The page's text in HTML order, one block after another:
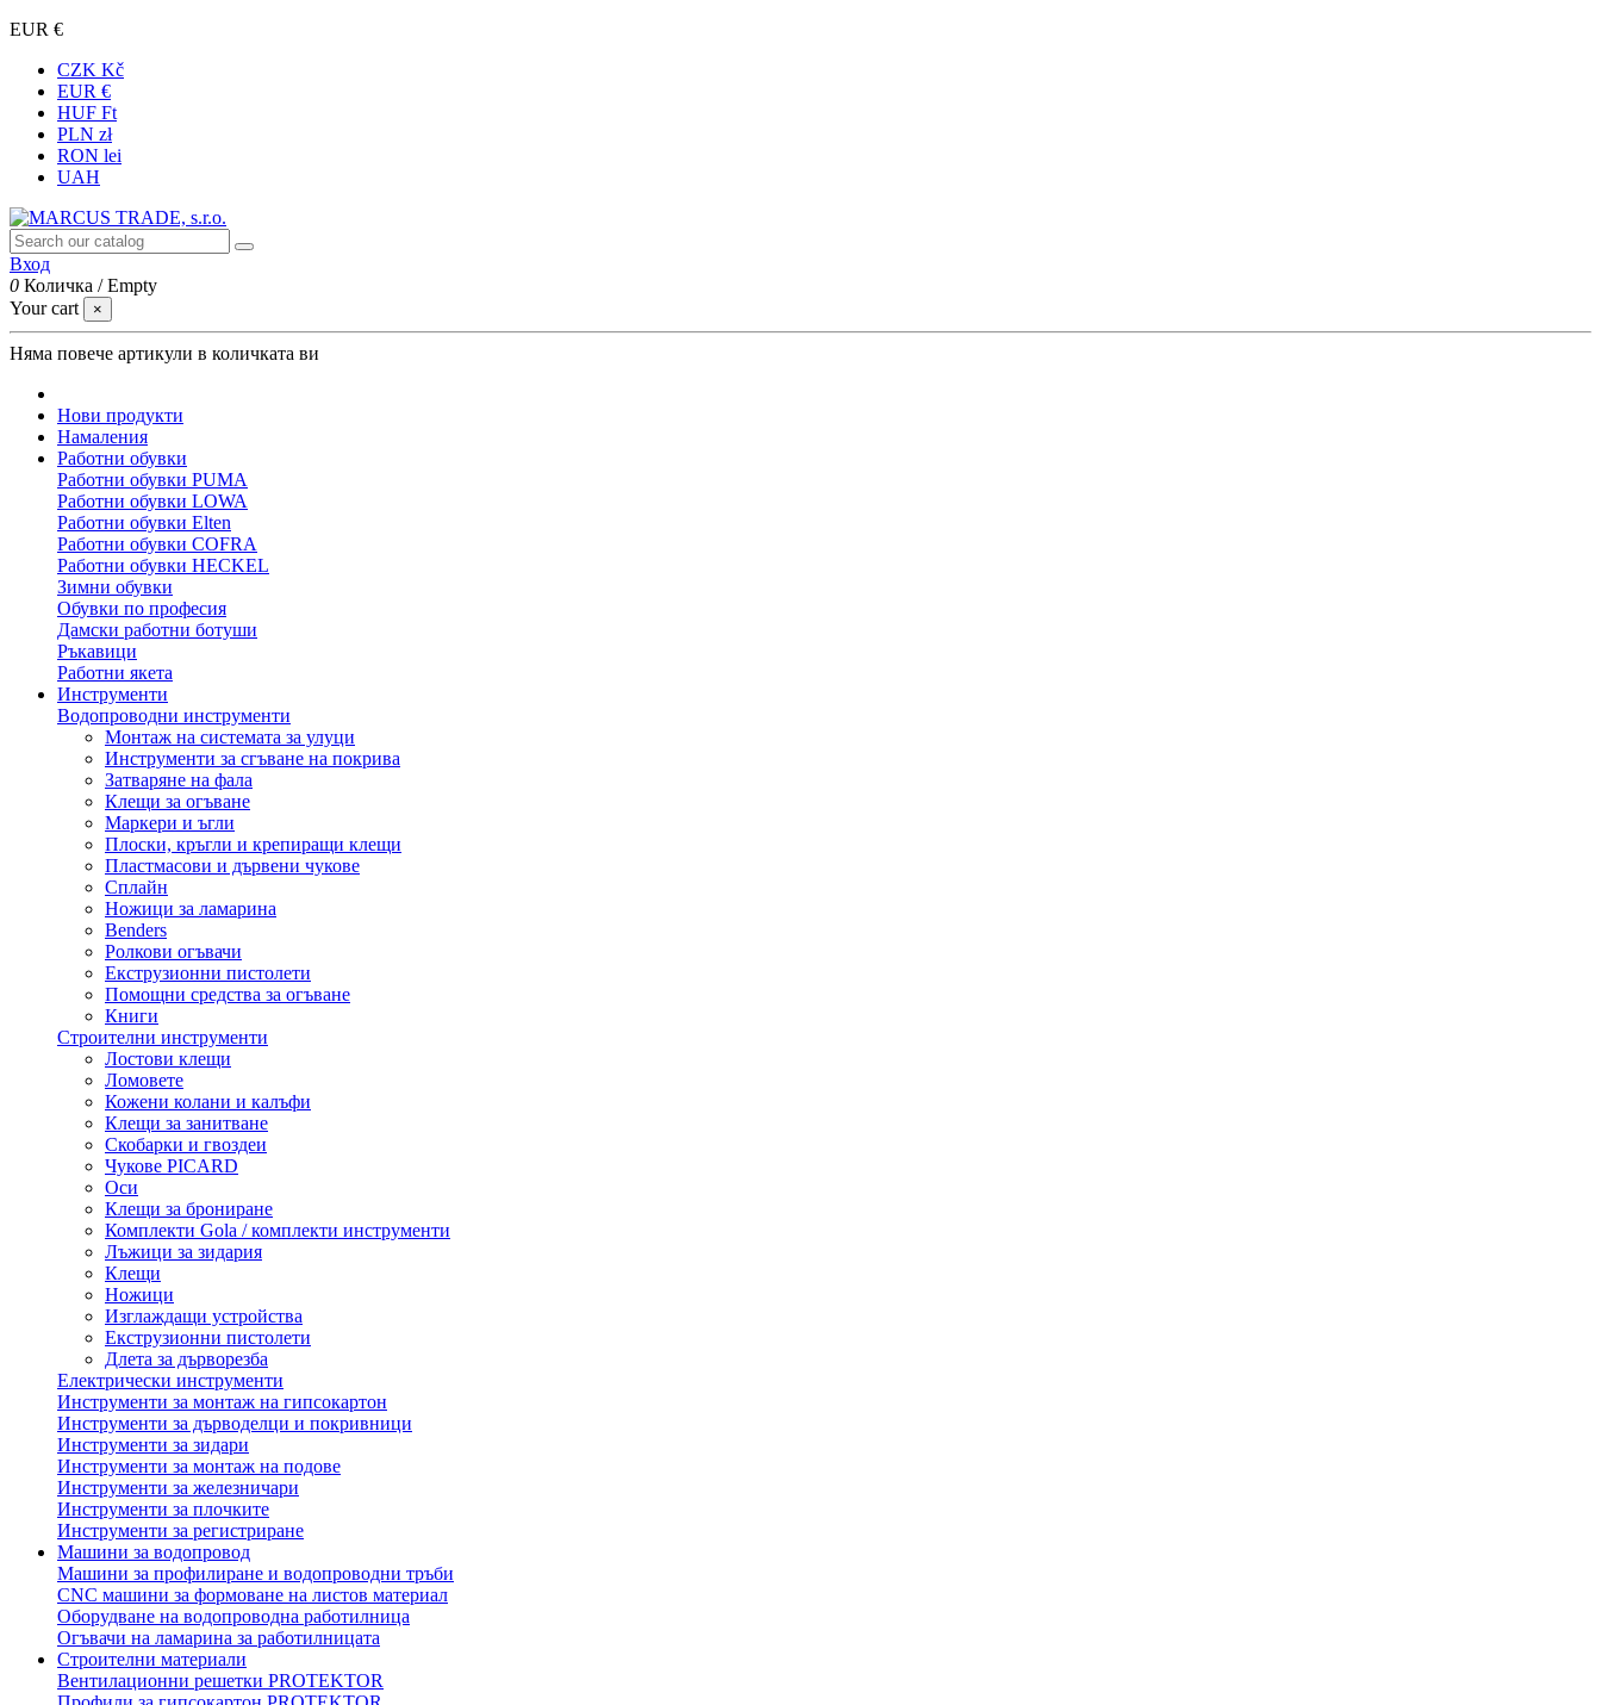
EUR €
CZK Kč
EUR €
HUF Ft
PLN zł
RON lei
UAH
Вход
0 Количка /Empty
Your cart
×
Няма повече артикули в количката ви
Нови продукти
Намаления
Работни обувки
Работни обувки PUMA
Работни обувки LOWA
Работни обувки Elten
Работни обувки COFRA
Работни обувки HECKEL
Зимни обувки
Обувки по професия
Дамски работни ботуши
Ръкавици
Работни якета
Инструменти
Водопроводни инструменти
Монтаж на системата за улуци
Инструменти за сгъване на покрива
Затваряне на фала
Клещи за огъване
Маркери и ъгли
Плоски, кръгли и крепиращи клещи
Пластмасови и дървени чукове
Сплайн
Ножици за ламарина
Benders
Ролкови огъвачи
Екструзионни пистолети
Помощни средства за огъване
Книги
Строителни инструменти
Лостови клещи
Ломовете
Кожени колани и калъфи
Клещи за занитване
Скобарки и гвоздеи
Чукове PICARD
Оси
Клещи за брониране
Комплекти Gola / комплекти инструменти
Лъжици за зидария
Клещи
Ножици
Изглаждащи устройства
Екструзионни пистолети
Длета за дърворезба
Електрически инструменти
Инструменти за монтаж на гипсокартон
Инструменти за дърводелци и покривници
Инструменти за зидари
Инструменти за монтаж на подове
Инструменти за железничари
Инструменти за плочките
Инструменти за регистриране
Машини за водопровод
Машини за профилиране и водопроводни тръби
CNC машини за формоване на листов материал
Оборудване на водопроводна работилница
Огъвачи на ламарина за работилницата
Строителни материали
Вентилационни решетки PROTEKTOR